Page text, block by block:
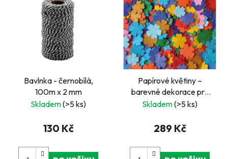
Bavlnka - černobílá,
100m x 2 mm
Skladem(>5 ks)
130 Kč
Papírové květiny –
barevné dekorace pro
kreativní tvoření 3 600ks
Skladem(>5 ks)
289 Kč